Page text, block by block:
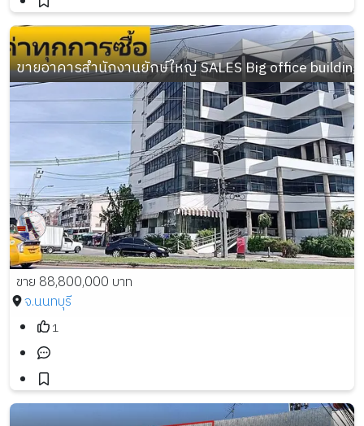
ขายอาคารสำนักงานยักษ์ใหญ่ SALES Big office
ขาย 88,800,000 บาท
จ.นนทบุรี
1